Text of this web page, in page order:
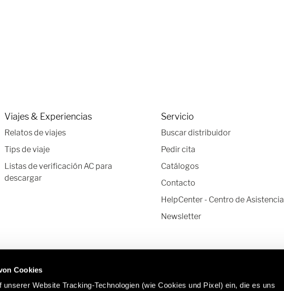
Cookies
unserer Website Tracking-Technologien (wie Cookies und Pixel) ein, die es uns
Viajes & Experiencias
Relatos de viajes
Tips de viaje
Listas de verificación AC para
descargar
Servicio
Buscar distribuidor
Pedir cita
Catálogos
Contacto
HelpCenter - Centro de Asistencia
Newsletter